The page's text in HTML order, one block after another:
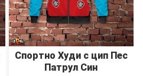
Спортно Худи с цип Пес
Патрул Син